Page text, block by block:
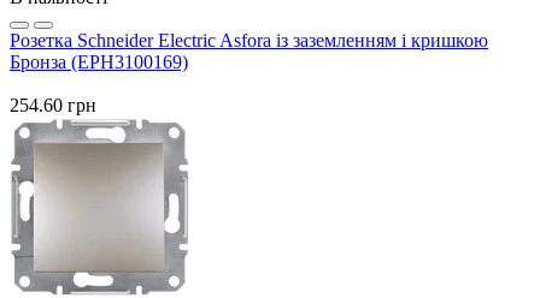
Розетка Schneider Electric Asfora із заземленням і кришкою
Бронза (EPH3100169)
254.60 грн